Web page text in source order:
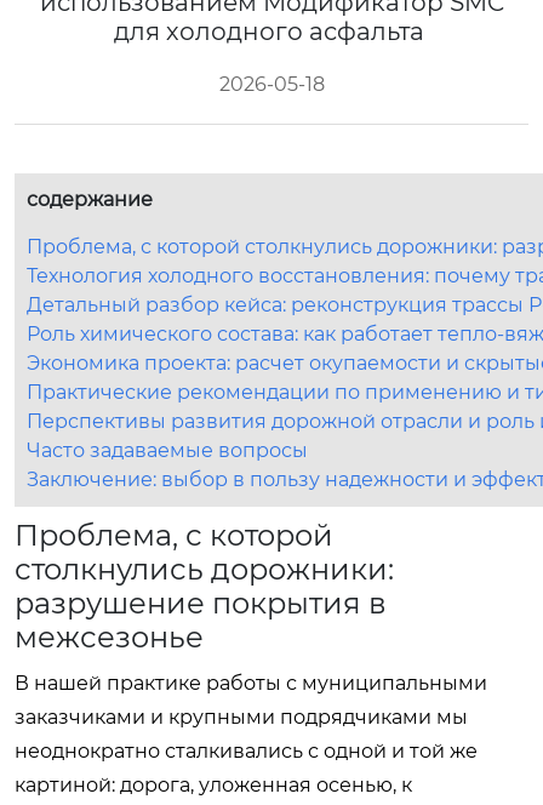
для холодного асфальта
2026-05-18
содержание
Проблема, с которой столкнулись дорожники:
Технология холодного восстановления: почему
Детальный разбор кейса: реконструкция трассы
Роль химического состава: как работает тепло-
Экономика проекта: расчет окупаемости и
Практические рекомендации по применению и
Перспективы развития дорожной отрасли и
Часто задаваемые вопросы
Заключение: выбор в пользу надежности и
Проблема, с которой
столкнулись дорожники:
разрушение покрытия в
межсезонье
В нашей практике работы с муниципальными
заказчиками и крупными подрядчиками мы
неоднократно сталкивались с одной и той же
картиной: дорога, уложенная осенью, к